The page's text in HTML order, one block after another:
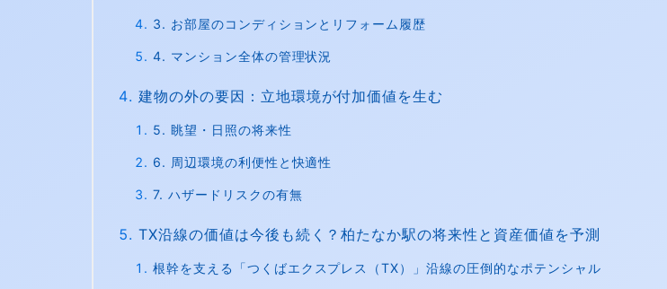
3. お部屋のコンディションとリフォーム履歴
4. マンション全体の管理状況
建物の外の要因：立地環境が付加価値を生む
5. 眺望・日照の将来性
6. 周辺環境の利便性と快適性
7. ハザードリスクの有無
TX沿線の価値は今後も続く？柏たなか駅の将来性と資産価値を予測
根幹を支える「つくばエクスプレス（TX）」沿線の圧倒的なポテンシャル